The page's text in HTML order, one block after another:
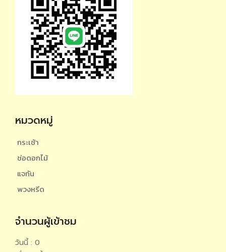
หมวดหมู่
กระเช้า
ช่อดอกไม้
แจกัน
พวงหรีด
จำนวนผู้เข้าชม
วันนี้ : 0